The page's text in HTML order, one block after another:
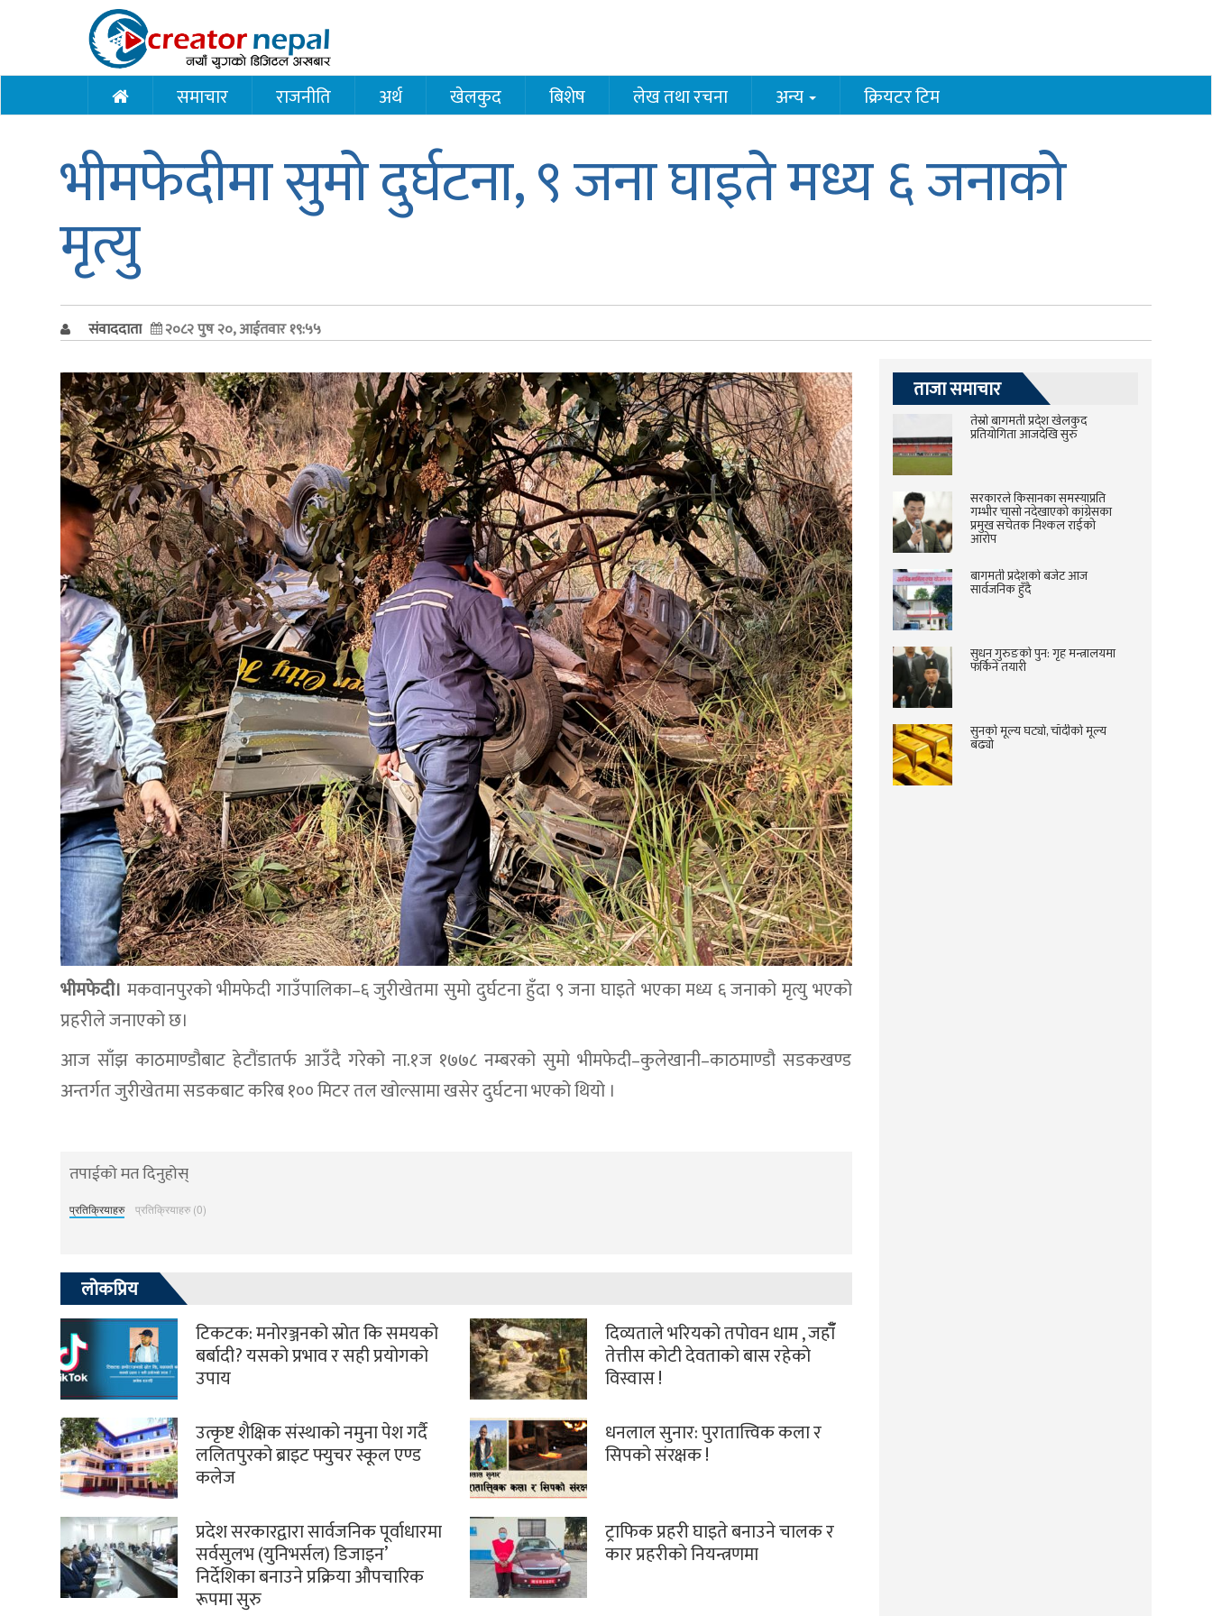
समाचार राजनीति अर्थ खेलकुद बिशेष लेख तथा रचना अन्य क्रियटर टिम
भीमफेदीमा सुमो दुर्घटना, ९ जना घाइते मध्य ६ जनाको
मृत्यु
संवाददाता २०८२ पुष २०, आईतवार १९:५५
भीमफेदी। मकवानपुरको भीमफेदी गाउँपालिका–६ जुरीखेतमा सुमो दुर्घटना हुँदा ९ जना घाइते भएका मध्य ६ जनाको मृत्यु भएको
प्रहरीले जनाएको छ।
आज साँझ काठमाण्डौबाट हेटौंडातर्फ आउँदै गरेको ना.१ज १७७८ नम्बरको सुमो भीमफेदी–कुलेखानी–काठमाण्डौ सडकखण्ड
अन्तर्गत जुरीखेतमा सडकबाट करिब १०० मिटर तल खोल्सामा खसेर दुर्घटना भएको थियो ।
तपाईको मत दिनुहोस्
प्रतिक्रियाहरु प्रतिक्रियाहरु (0)
लोकप्रिय
टिकटक: मनोरञ्जनको स्रोत कि समयको
बर्बादी? यसको प्रभाव र सही प्रयोगको
उपाय
दिव्यताले भरियको तपोवन धाम , जहाँँ
तेत्तीस कोटी देवताको बास रहेको
विस्वास !
उत्कृष्ट शैक्षिक संस्थाको नमुना पेश गर्दै
ललितपुरको ब्राइट फ्युचर स्कूल एण्ड
कलेज
धनलाल सुनार: पुरातात्त्विक कला र
सिपको संरक्षक !
प्रदेश सरकारद्वारा सार्वजनिक पूर्वाधारमा
सर्वसुलभ (युनिभर्सल) डिजाइन’
निर्देशिका बनाउने प्रक्रिया औपचारिक
रूपमा सुरु
ट्राफिक प्रहरी घाइते बनाउने चालक र
कार प्रहरीकाे नियन्त्रणमा
ताजा समाचार
तेस्रो बागमती प्रदेश खेलकुद
प्रतियोगिता आजदेखि सुरु
सरकारले किसानका समस्याप्रति
गम्भीर चासो नदेखाएको कांग्रेसका
प्रमुख सचेतक निश्कल राईको
आरोप
बागमती प्रदेशको बजेट आज
सार्वजनिक हुँदै
सुधन गुरुङको पुन: गृह मन्त्रालयमा
फर्किने तयारी
सुनको मूल्य घट्यो, चाँदीको मूल्य
बढ्यो